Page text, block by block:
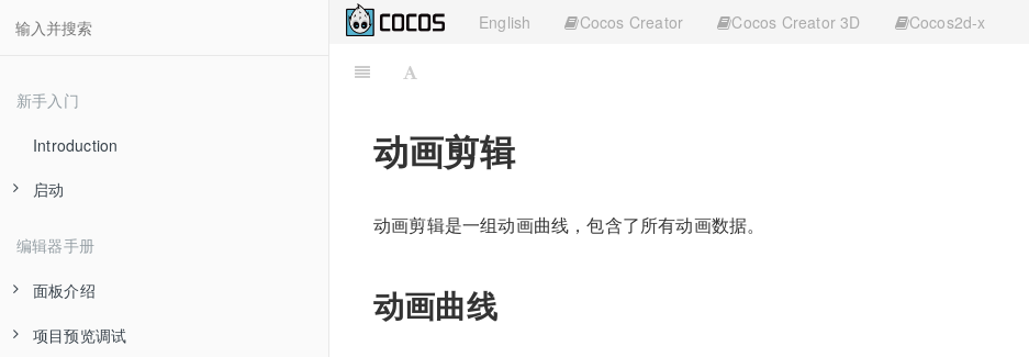
新手入门
Introduction
启动
Dashboard
编辑器手册
面板介绍
场景编辑器
项目预览调试
English Cocos Creator Cocos Creator 3D Cocos2d-x
动画剪辑
动画剪辑是一组动画曲线，包含了所有动画数据。
动画曲线